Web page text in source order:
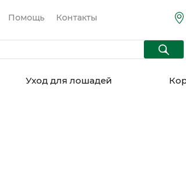
Помощь Контакты
Уход для лошадей